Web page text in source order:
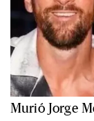
Murió Jorge